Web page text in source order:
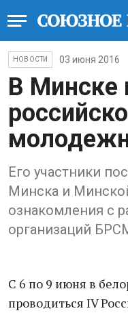
НОВОСТИ 03 июня 2016
В Минске
Его участники
Минска и
ознакомления с
организаций
С 6 по 9 июня в
проводиться IV